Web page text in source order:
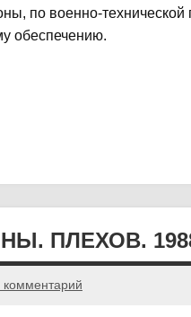
по военно-
обеспечению.
ПЛЕХОВ. 1988